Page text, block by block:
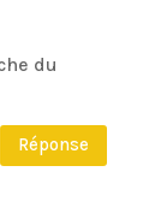
du
Réponse